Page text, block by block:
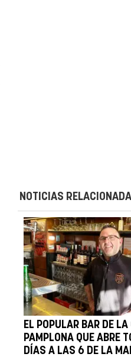
NOTICIAS
EL POPULAR BAR DE
PAMPLONA QUE ABRE
DÍAS A LAS 6 DE LA